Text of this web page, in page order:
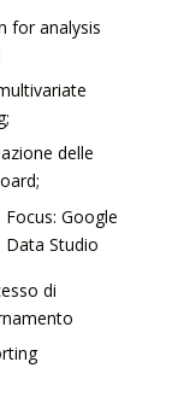
for analysis
delle
Focus: Google
Data Studio
di